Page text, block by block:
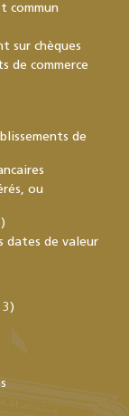
commun
sur chèques
de commerce
de
ou
dates de valeur